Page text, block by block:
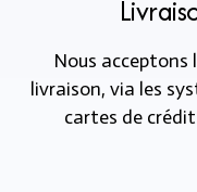
Nous acceptons
livraison, via les
cartes de